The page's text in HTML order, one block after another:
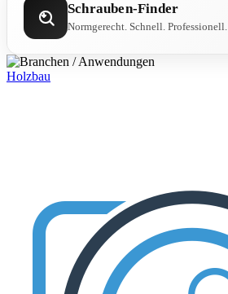
Schrauben-Finder
Normgerecht. Schnell. Professionell.
Holzbau